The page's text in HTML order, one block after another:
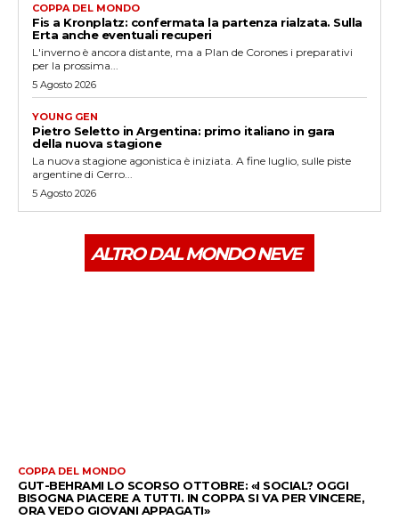
COPPA DEL MONDO
Fis a Kronplatz: confermata la partenza rialzata. Sulla
Erta anche eventuali recuperi
L'inverno è ancora distante, ma a Plan de Corones i preparativi
per la prossima...
5 Agosto 2026
YOUNG GEN
Pietro Seletto in Argentina: primo italiano in gara
della nuova stagione
La nuova stagione agonistica è iniziata. A fine luglio, sulle piste
argentine di Cerro...
5 Agosto 2026
ALTRO DAL MONDO NEVE
COPPA DEL MONDO
GUT-BEHRAMI LO SCORSO OTTOBRE: «I SOCIAL? OGGI
BISOGNA PIACERE A TUTTI. IN COPPA SI VA PER VINCERE,
ORA VEDO GIOVANI APPAGATI»